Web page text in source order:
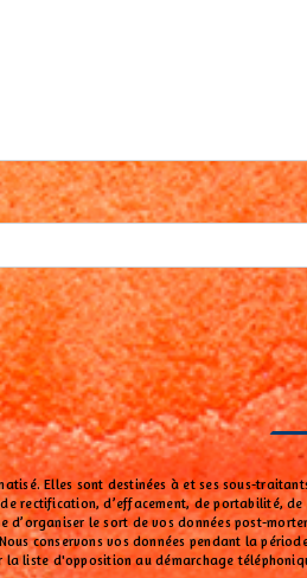
Elles sont destinées à et ses sous-
rectification, d’effacement, de portabilité,
le sort de vos données post-
conservons vos données pendant la
liste d'opposition au démarchage